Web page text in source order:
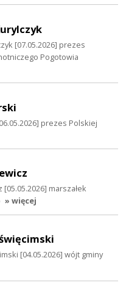
[07.05.2026] prezes
Pogotowia
prezes Polskiej
marszałek
» więcej
[04.05.2026] wójt gminy